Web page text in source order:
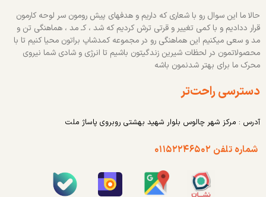
حالا ما این سوال رو با شعاری که داریم و هدفهای پیش رومون سر لوحه کارمون
قرار ددادیم و با کمی تغییر و قرتی ترش کردیم که شد ، کـ مد ، هماهنگی تن و
مد و سعی میکنیم این هماهنگی رو در مجموعه کمدشاپ براتون محیا کنیم تا با
محصولاتمون در لحظات شیرین زندگیتون باشیم تا انرژی و شادی شما نیروی
محرک ما برای بهتر شدنمون باشه
دسترسی راحت‌تر
آدرس : مرکز شهر چالوس بلوار شهید بهشتی روبروی پاساژ ملت
شماره تلفن ۰۱۱۵۲۲۴۶۵۰۲